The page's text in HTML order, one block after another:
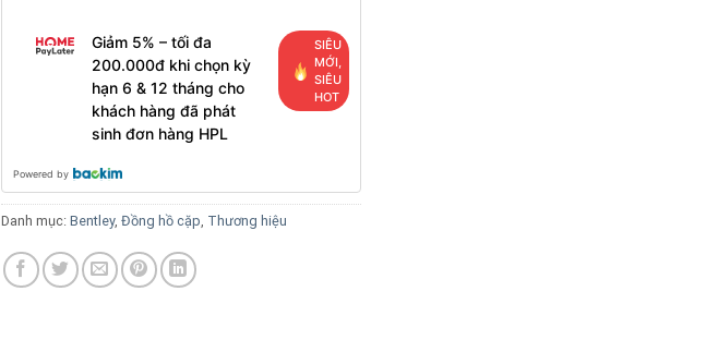
Giảm 5% – tối đa
200.000đ khi chọn kỳ
hạn 6 & 12 tháng cho
khách hàng đã phát
sinh đơn hàng HPL
SIÊU
MỚI,
SIÊU
HOT
Powered by
Danh mục: Bentley, Đồng hồ cặp, Thương hiệu